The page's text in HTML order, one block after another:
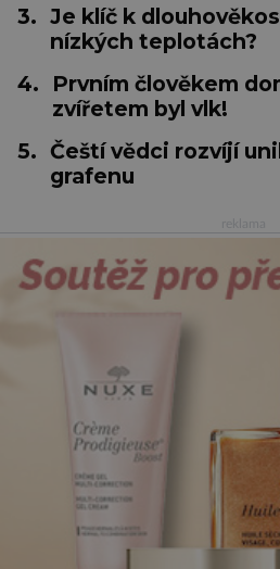
3. Je klíč k
nízkých teplotách?
4.
Prvním člověkem
zvířetem byl vlk!
5. Čeští vědci rozvíjí
grafenu